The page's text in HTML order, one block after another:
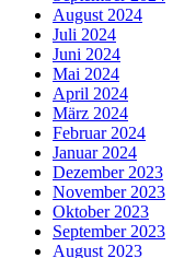
August 2024
Juli 2024
Juni 2024
Mai 2024
April 2024
März 2024
Februar 2024
Januar 2024
Dezember 2023
November 2023
Oktober 2023
September 2023
August 2023